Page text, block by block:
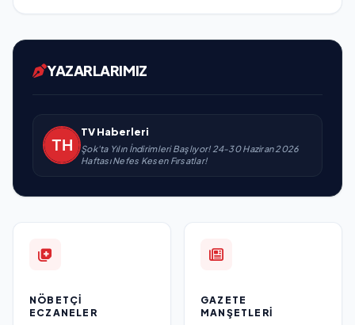
YAZARLARIMIZ
TV Haberleri
Şok'ta Yılın İndirimleri Başlıyor! 24-30 Haziran 2026
Haftası Nefes Kesen Fırsatlar!
NÖBETÇI
ECZANELER
GAZETE
MANŞETLERI